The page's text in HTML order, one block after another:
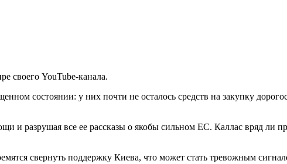
своего YouTube-канала.
состоянии: у них почти не осталось средств на закупку
и разрушая все ее рассказы о якобы сильном ЕС. Каллас вряд ли
свернуть поддержку Киева, что может стать тревожным